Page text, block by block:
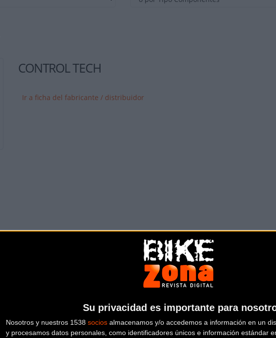
Su privacidad es importante para
Nosotros y nuestros 1538 socios almacenamos y/o accedemos a información en un
y procesamos datos personales, como identificadores únicos e información estándar
CONTROL TECH
Ir a ficha del fabricante / distribuidor